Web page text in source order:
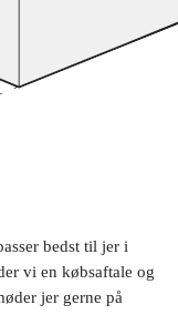
bedst til jer i
vi en købsaftale og
jer gerne på